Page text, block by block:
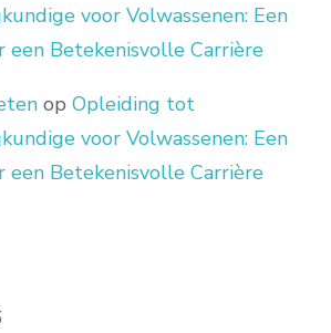
voor Volwassenen: Een
een Betekenisvolle Carrière
op Opleiding tot
voor Volwassenen: Een
een Betekenisvolle Carrière